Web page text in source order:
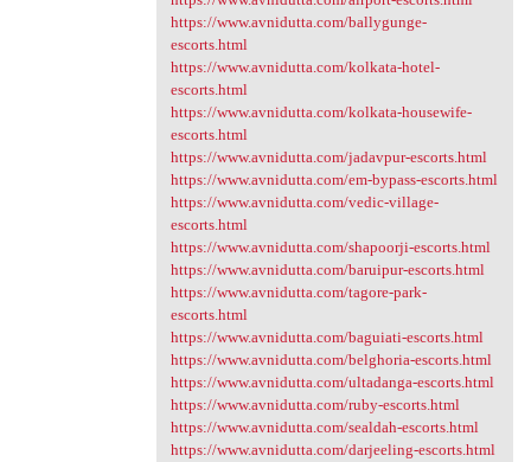
https://www.avnidutta.com/ballygunge-
escorts.html
https://www.avnidutta.com/kolkata-hotel-
escorts.html
https://www.avnidutta.com/kolkata-housewife-
escorts.html
https://www.avnidutta.com/jadavpur-escorts.html
https://www.avnidutta.com/em-bypass-escorts.html
https://www.avnidutta.com/vedic-village-
escorts.html
https://www.avnidutta.com/shapoorji-escorts.html
https://www.avnidutta.com/baruipur-escorts.html
https://www.avnidutta.com/tagore-park-
escorts.html
https://www.avnidutta.com/baguiati-escorts.html
https://www.avnidutta.com/belghoria-escorts.html
https://www.avnidutta.com/ultadanga-escorts.html
https://www.avnidutta.com/ruby-escorts.html
https://www.avnidutta.com/sealdah-escorts.html
https://www.avnidutta.com/darjeeling-escorts.html